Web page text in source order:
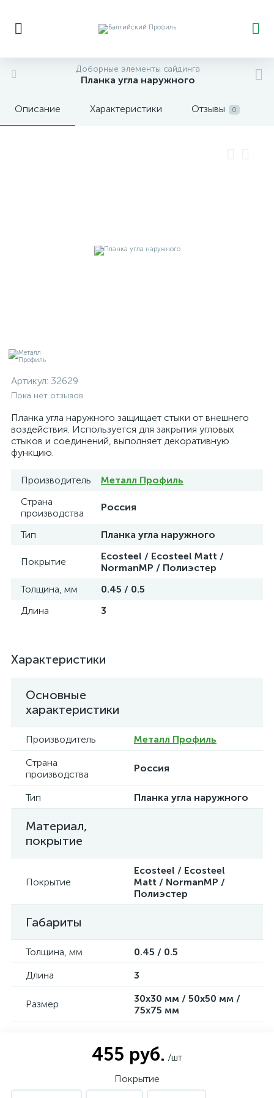
Доборные элементы сайдинга
Планка угла наружного
Описание Характеристики Отзывы 0
Артикул: 32629
Пока нет отзывов
Планка угла наружного защищает стыки от внешнего
воздействия. Используется для закрытия угловых
стыков и соединений, выполняет декоративную
функцию.
Производитель
Металл Профиль
Страна
производства
Россия
Тип Планка угла наружного
Покрытие
Ecosteel / Ecosteel Matt /
NormanMP / Полиэстер
Толщина, мм
0.45 / 0.5
Длина
3
Характеристики
Основные
характеристики
Производитель
Металл Профиль
Страна
производства
Россия
Тип Планка угла наружного
Материал,
покрытие
Покрытие
Ecosteel / Ecosteel
Matt / NormanMP /
Полиэстер
Габариты
Толщина, мм
0.45 / 0.5
Длина
3
Размер
30х30 мм / 50х50 мм /
75х75 мм
455 руб. /шт
Покрытие